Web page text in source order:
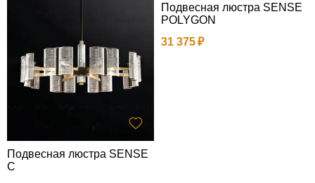
Подвесная люстра SENSE
C
Подвесная люстра SENSE
POLYGON
31 375